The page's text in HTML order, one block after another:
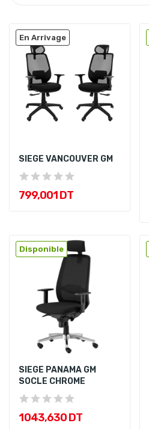
En Arrivage
SIEGE VANCOUVER GM
799,001 DT
Disponible
SIEGE PANAMA GM
SOCLE CHROME
1 043,630 DT